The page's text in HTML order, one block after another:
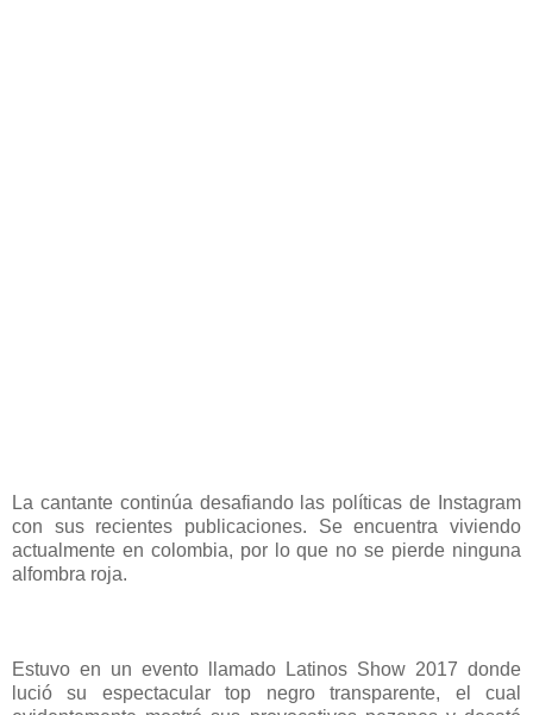
La cantante continúa desafiando las políticas de Instagram
con sus recientes publicaciones. Se encuentra viviendo
actualmente en colombia, por lo que no se pierde ninguna
alfombra roja.
Estuvo en un evento llamado Latinos Show 2017 donde
lució su espectacular top negro transparente, el cual